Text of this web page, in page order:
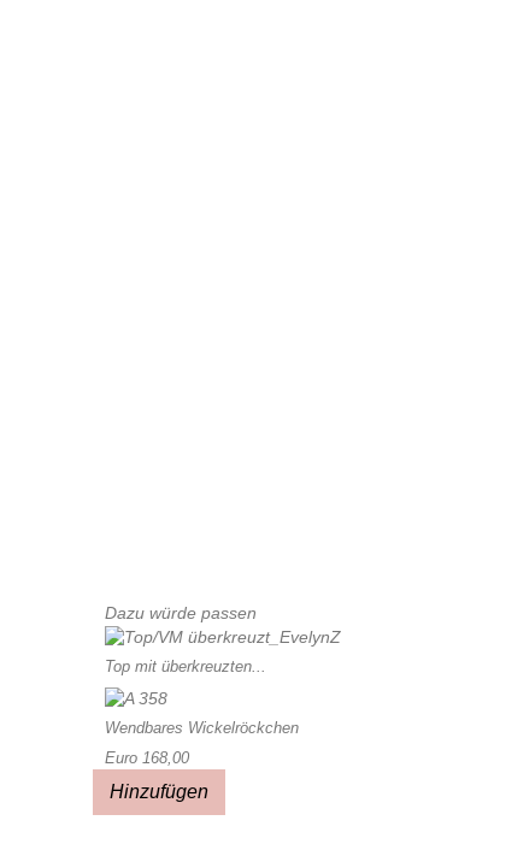
Dazu würde passen
Top mit überkreuzten...
Wendbares Wickelröckchen
Euro 168,00
Hinzufügen